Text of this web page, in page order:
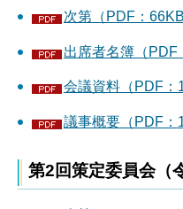
次第（PDF：66KB
出席者名簿（PDF
会議資料（PDF：
議事概要（PDF：
第2回策定委員会（